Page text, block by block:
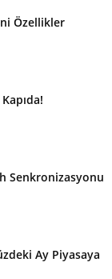
Özellikler
Senkronizasyonu
Ay Piyasaya